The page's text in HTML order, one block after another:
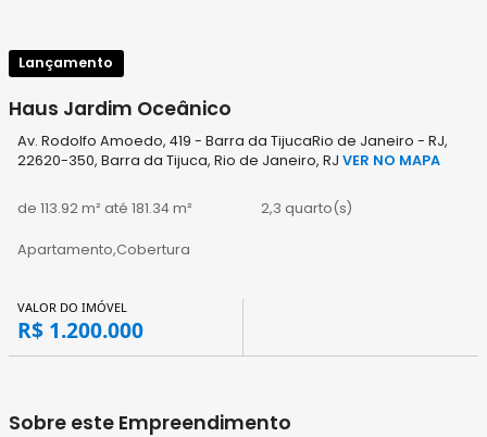
Lançamento
Haus Jardim Oceânico
Av. Rodolfo Amoedo, 419 - Barra da TijucaRio de Janeiro - RJ,
22620-350, Barra da Tijuca, Rio de Janeiro, RJ VER NO MAPA
de 113.92 m² até 181.34 m² 2,3 quarto(s)
Apartamento,Cobertura
VALOR DO IMÓVEL
R$ 1.200.000
Sobre este Empreendimento